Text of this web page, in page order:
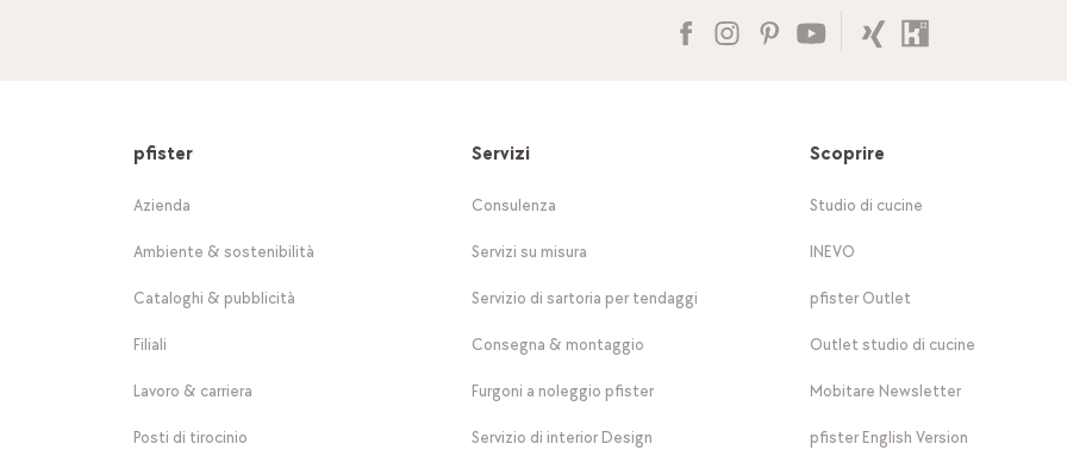
pfister
Azienda
Ambiente & sostenibilità
Cataloghi & pubblicità
Filiali
Lavoro & carriera
Posti di tirocinio
Servizi
Consulenza
Servizi su misura
Servizio di sartoria per tendaggi
Consegna & montaggio
Furgoni a noleggio pfister
Servizio di interior Design
Scoprire
Studio di cucine
INEVO
pfister Outlet
Outlet studio di cucine
Mobitare Newsletter
pfister English Version